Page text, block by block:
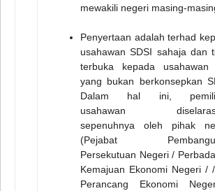
mewakili negeri masing-
Penyertaan adalah terhad
usahawan SDSI sahaja dan
terbuka kepada usahawan
yang bukan berkonsepkan
Dalam hal ini,
usahawan
sepenuhnya oleh pihak
(Pejabat
Persekutuan Negeri /
Kemajuan Ekonomi Negeri /
Perancang Ekonomi